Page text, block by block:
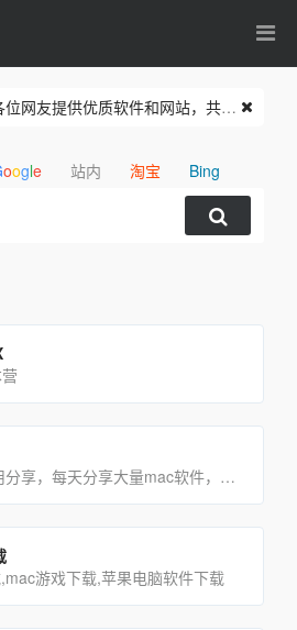
mac-fans.cn欢迎各位网友提供优质软件和网站，共同繁荣我们的网络家园。
oogle 站内 淘宝 Bing
精品MAC应用分享，每天分享大量mac软件，为您提供优质的mac软件,免费软件下载服务
游戏下载,苹果电脑软件下载